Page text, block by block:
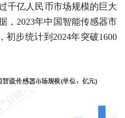
千亿人民币市场规模的巨大
，2023年中国智能传感器市
初步统计到2024年突破1600